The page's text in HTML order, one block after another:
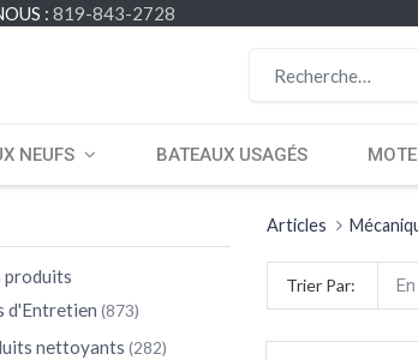
: 819-843-2728
NEUFS BATEAUX USAGÉS
produits
d'Entretien (873)
nettoyants (282)
Articles
Trier Par: